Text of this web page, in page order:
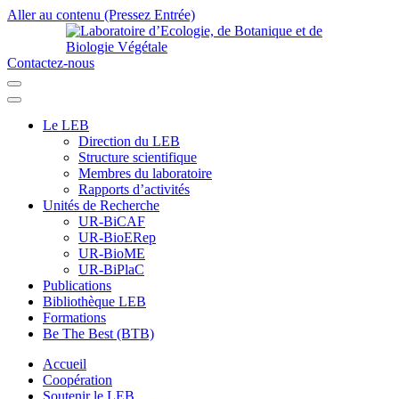
Aller au contenu (Pressez Entrée)
Contactez-nous
Le LEB
Direction du LEB
Structure scientifique
Membres du laboratoire
Rapports d’activités
Unités de Recherche
UR-BiCAF
UR-BioERep
UR-BioME
UR-BiPlaC
Publications
Bibliothèque LEB
Formations
Be The Best (BTB)
Accueil
Coopération
Soutenir le LEB